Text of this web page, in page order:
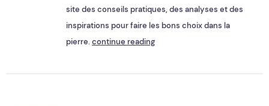
site des conseils pratiques, des analyses et des
inspirations pour faire les bons choix dans la
pierre.continue reading